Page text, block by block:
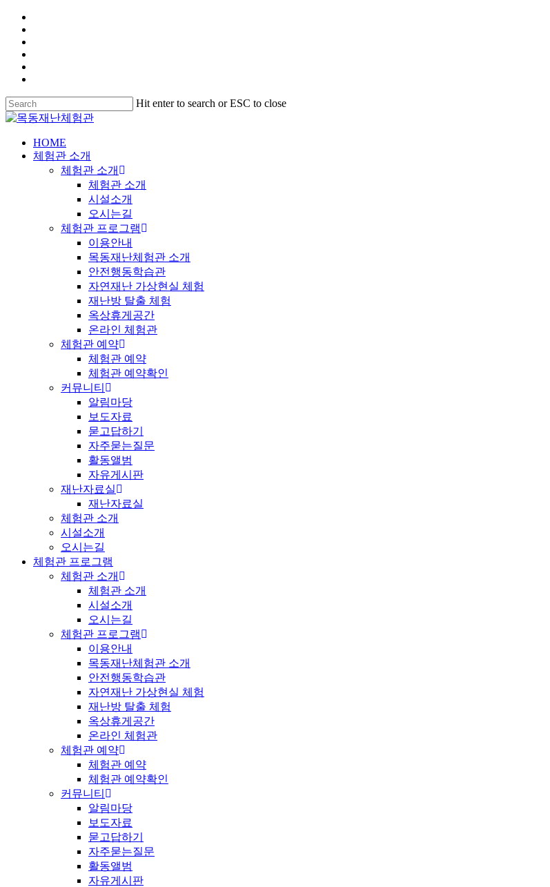
Hit enter to search or ESC to close
HOME
체험관 소개
체험관 소개
체험관 소개
시설소개
오시는길
체험관 프로그램
이용안내
목동재난체험관 소개
안전행동학습관
자연재난 가상현실 체험
재난방 탈출 체험
옥상휴게공간
온라인 체험관
체험관 예약
체험관 예약
체험관 예약확인
커뮤니티
알림마당
보도자료
묻고답하기
자주묻는질문
활동앨범
자유게시판
재난자료실
재난자료실
체험관 소개
시설소개
오시는길
체험관 프로그램
체험관 소개
체험관 소개
시설소개
오시는길
체험관 프로그램
이용안내
목동재난체험관 소개
안전행동학습관
자연재난 가상현실 체험
재난방 탈출 체험
옥상휴게공간
온라인 체험관
체험관 예약
체험관 예약
체험관 예약확인
커뮤니티
알림마당
보도자료
묻고답하기
자주묻는질문
활동앨범
자유게시판